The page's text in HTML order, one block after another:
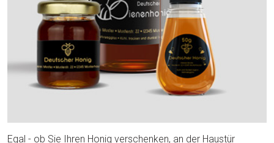
Egal - ob Sie Ihren Honig verschenken, an der Haustür